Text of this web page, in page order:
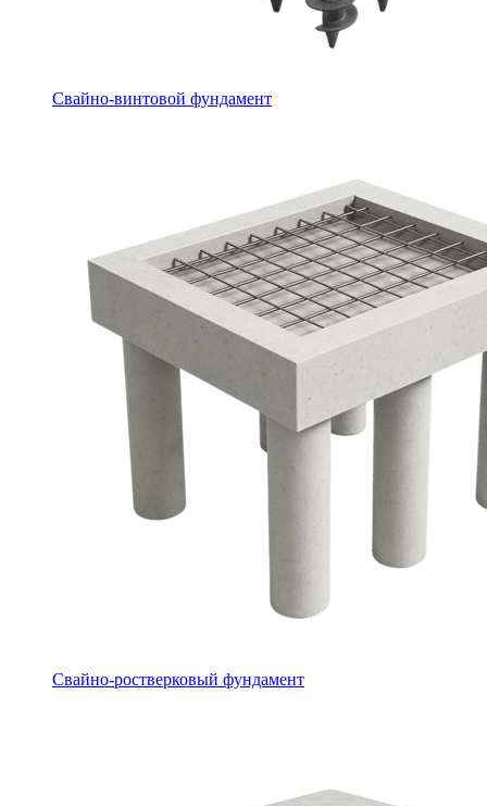
Свайно-винтовой фундамент
Свайно-ростверковый фундамент